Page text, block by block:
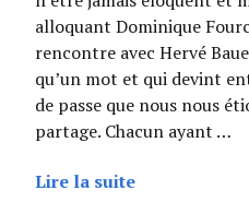
alloquant Dominique
rencontre avec Hervé
qu’un mot et qui devint
de passe que nous nous
partage. Chacun ayant …
Lire la suite